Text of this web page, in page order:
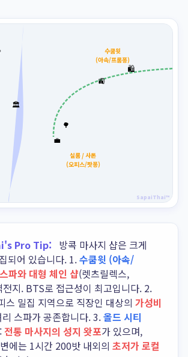
수쿰윗
(아속/프롬퐁)
실롬 / 사톤
(오피스/팟퐁)
🏛️
🚉
🛍️
💼
🌳
SapaiThai™
Pro Tip: 방콕 마사지 샵은 크게
되어 있습니다. 1.수쿰윗 (아속/
파와 대형 체인 샵(렛츠릴렉스,
지. BTS로 접근성이 최고입니다. 2.
스 밀집 지역으로 직장인 대상의 가성비
스파가 공존합니다. 3.올드 시티
: 전통 마사지의 성지 왓포가 있으며,
에는 1시간 200밧 내외의 초저가 로컬